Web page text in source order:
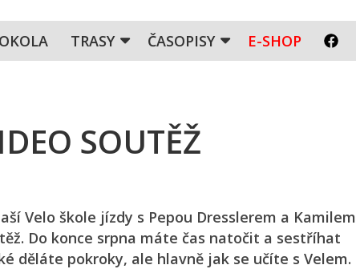
TRASY ČASOPISY E-SHOP
SOUTĚŽ
Velo škole jízdy s Pepou Dresslerem a Kamilem
Do konce srpna máte čas natočit a sestříhat
děláte pokroky, ale hlavně jak se učíte s Velem.